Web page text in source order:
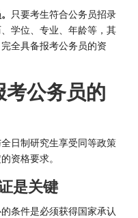
只要考生符合公务员招录
学位、专业、年龄等，其
全具备报考公务员的资
公务员的
日制研究生享受同等政策
资格要求。
是关键
条件是必须获得国家承认